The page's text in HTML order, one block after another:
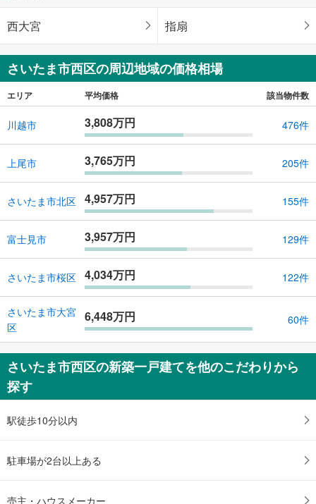
西大宮 指扇
さいたま市西区の周辺地域の価格相場
エリア 平均価格 該当物件数
川越市 3,808万円 476件
上尾市 3,765万円 205件
さいたま市北区 4,957万円 155件
富士見市 3,957万円 129件
さいたま市桜区 4,034万円 122件
さいたま市大宮
区
6,448万円 60件
さいたま市西区の新築一戸建てを他のこだわりから
探す
駅徒歩10分以内
駐車場が2台以上ある
売主・ハウスメーカー